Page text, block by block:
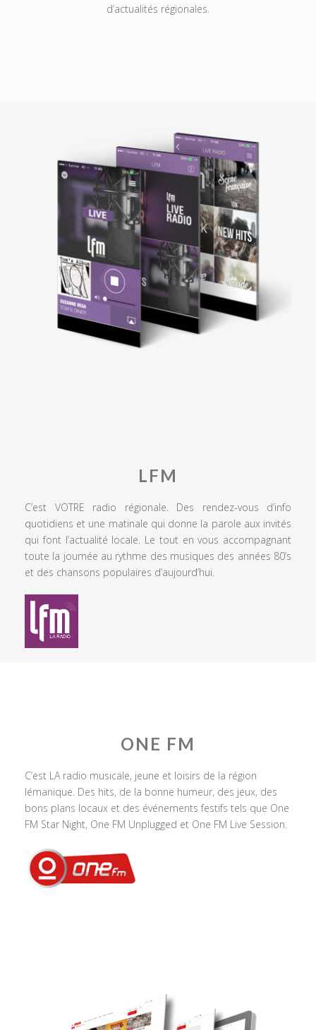
d’actualités régionales.
LFM
C’est VOTRE radio régionale. Des rendez-vous d’info
quotidiens et une matinale qui donne la parole aux invités
qui font l’actualité locale. Le tout en vous accompagnant
toute la journée au rythme des musiques des années 80’s
et des chansons populaires d’aujourd’hui.
ONE FM
C’est LA radio musicale, jeune et loisirs de la région
lémanique. Des hits, de la bonne humeur, des jeux, des
bons plans locaux et des événements festifs tels que One
FM Star Night, One FM Unplugged et One FM Live Session.